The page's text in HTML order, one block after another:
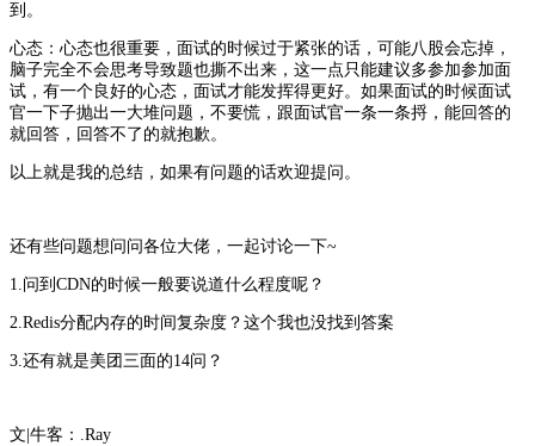
到。
心态：心态也很重要，面试的时候过于紧张的话，可能八股会忘掉，
脑子完全不会思考导致题也撕不出来，这一点只能建议多参加参加面
试，有一个良好的心态，面试才能发挥得更好。如果面试的时候面试
官一下子抛出一大堆问题，不要慌，跟面试官一条一条捋，能回答的
就回答，回答不了的就抱歉。
以上就是我的总结，如果有问题的话欢迎提问。
还有些问题想问问各位大佬，一起讨论一下~
1.问到CDN的时候一般要说道什么程度呢？
2.Redis分配内存的时间复杂度？这个我也没找到答案
3.还有就是美团三面的14问？
文|牛客： .Ray